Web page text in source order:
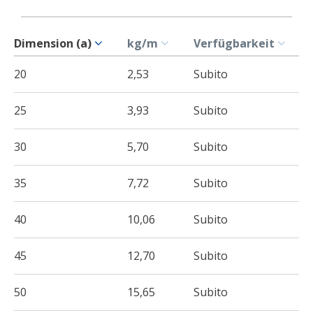
Dimension (a) kg/m
Verfügbarkeit
20
2,53 Subito
25 3,93 Subito
30 5,70 Subito
35 7,72 Subito
40 10,06 Subito
45 12,70 Subito
50 15,65 Subito